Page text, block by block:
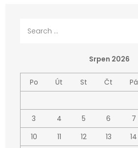
Srpen 2026
Po Út St Čt Pá
3
4 5 6 7
10
11 12 13 14